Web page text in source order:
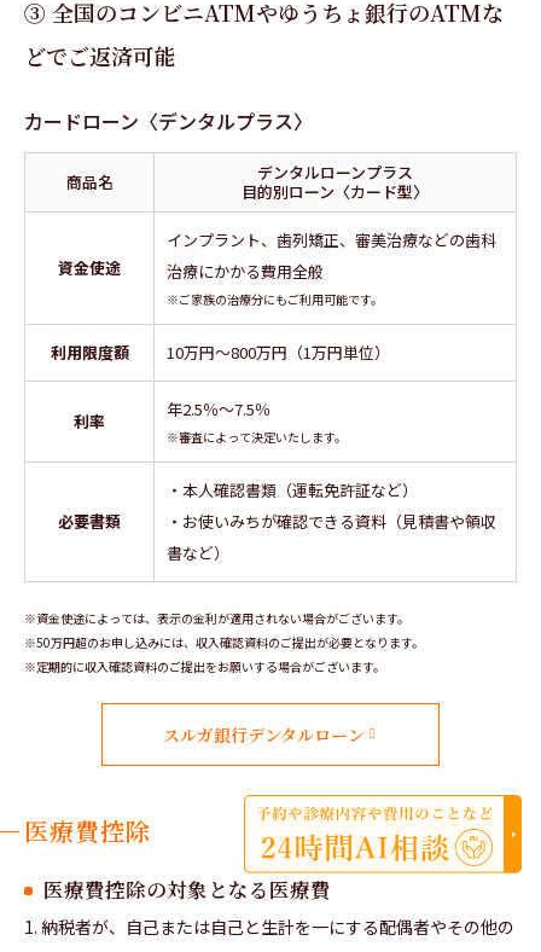
③ 全国のコンビニATMやゆうちょ銀行のATMな
どでご返済可能
カードローン〈デンタルプラス〉
商品名
デンタルローンプラス
目的別ローン〈カード型〉
資金使途
インプラント、歯列矯正、審美治療などの歯科
治療にかかる費用全般
※ご家族の治療分にもご利用可能です。
利用限度額 10万円～800万円（1万円単位）
利率
年2.5％～7.5％
※審査によって決定いたします。
必要書類
・本人確認書類（運転免許証など）
・お使いみちが確認できる資料（見積書や領収
書など）
※資金使途によっては、表示の金利が適用されない場合がございます。
※50万円超のお申し込みには、収入確認資料のご提出が必要となります。
※定期的に収入確認資料のご提出をお願いする場合がございます。
スルガ銀行デンタルローン
医療費控除
医療費控除の対象となる医療費
1. 納税者が、自己または自己と生計を一にする配偶者やその他の